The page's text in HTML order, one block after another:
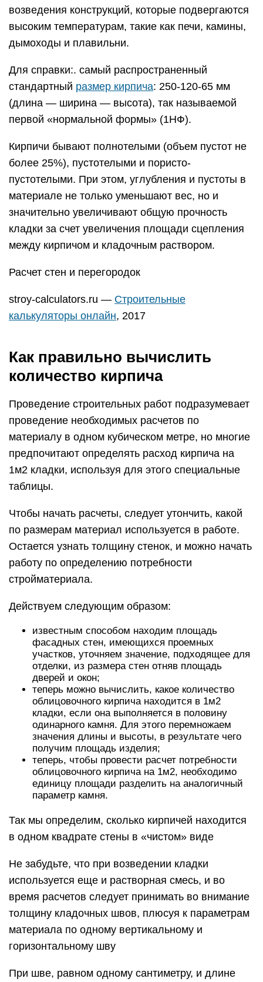
возведения конструкций, которые подвергаются
высоким температурам, такие как печи, камины,
дымоходы и плавильни.
Для справки:. самый распространенный
стандартный размер кирпича: 250-120-65 мм
(длина — ширина — высота), так называемой
первой «нормальной формы» (1НФ).
Кирпичи бывают полнотелыми (объем пустот не
более 25%), пустотелыми и пористо-
пустотелыми. При этом, углубления и пустоты в
материале не только уменьшают вес, но и
значительно увеличивают общую прочность
кладки за счет увеличения площади сцепления
между кирпичом и кладочным раствором.
Расчет стен и перегородок
stroy-calculators.ru — Строительные
калькуляторы онлайн, 2017
Как правильно вычислить
количество кирпича
Проведение строительных работ подразумевает
проведение необходимых расчетов по
материалу в одном кубическом метре, но многие
предпочитают определять расход кирпича на
1м2 кладки, используя для этого специальные
таблицы.
Чтобы начать расчеты, следует утончить, какой
по размерам материал используется в работе.
Остается узнать толщину стенок, и можно начать
работу по определению потребности
стройматериала.
Действуем следующим образом:
известным способом находим площадь
фасадных стен, имеющихся проемных
участков, уточняем значение, подходящее для
отделки, из размера стен отняв площадь
дверей и окон;
теперь можно вычислить, какое количество
облицовочного кирпича находится в 1м2
кладки, если она выполняется в половину
одинарного камня. Для этого перемножаем
значения длины и высоты, в результате чего
получим площадь изделия;
теперь, чтобы провести расчет потребности
облицовочного кирпича на 1м2, необходимо
единицу площади разделить на аналогичный
параметр камня.
Так мы определим, сколько кирпичей находится
в одном квадрате стены в «чистом» виде
Не забудьте, что при возведении кладки
используется еще и растворная смесь, и во
время расчетов следует принимать во внимание
толщину кладочных швов, плюсуя к параметрам
материала по одному вертикальному и
горизонтальному шву
При шве, равном одному сантиметру, и длине